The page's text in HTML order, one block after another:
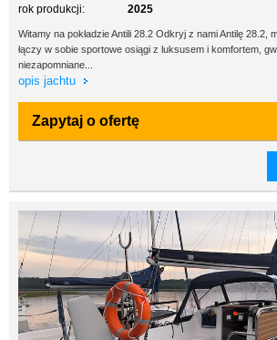
rok produkcji:
2025
Witamy na pokładzie Antili 28.2 Odkryj z nami Antilę 28.2,
łączy w sobie sportowe osiągi z luksusem i komfortem,
niezapomniane...
opis jachtu
Zapytaj o ofertę